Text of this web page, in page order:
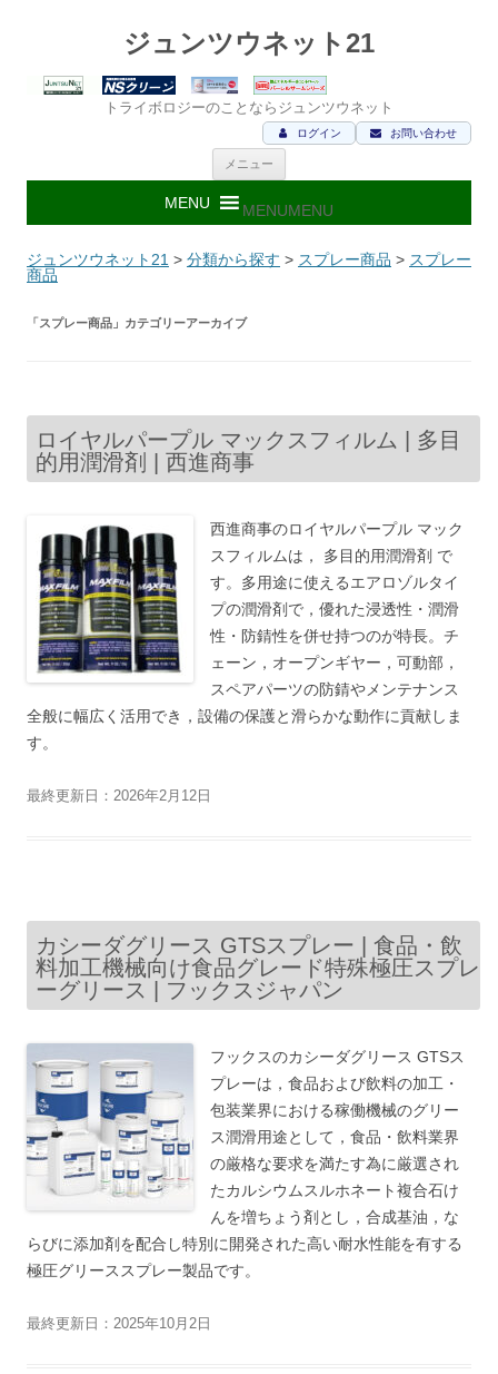
ジュンツウネット21
トライボロジーのことならジュンツウネット
お問い合わせ
ログイン
メニュー
ン
ツ
キ
MENUMENU
ジュンツウネット21 > 分類から探す > スプレー商品 > スプレー
商品
「 スプレー商品 」カテゴリーアーカイブ
ロイヤルパープル マックスフィルム | 多目
的用潤滑剤 | 西進商事
西進商事のロイヤルパープル マック
スフィルムは， 多目的用潤滑剤 で
す。多用途に使えるエアロゾルタイ
プの潤滑剤で，優れた浸透性・潤滑
性・防錆性を併せ持つのが特長。チ
ェーン，オープンギヤー，可動部，
スペアパーツの防錆やメンテナンス
全般に幅広く活用でき，設備の保護と滑らかな動作に貢献しま
す。
最終更新日：2026年2月12日
カシーダグリース GTSスプレー | 食品・飲
料加工機械向け食品グレード特殊極圧スプレ
ーグリース | フックスジャパン
フックスのカシーダグリース GTSス
プレーは，食品および飲料の加工・
包装業界における稼働機械のグリー
ス潤滑用途として，食品・飲料業界
の厳格な要求を満たす為に厳選され
たカルシウムスルホネート複合石け
んを増ちょう剤とし，合成基油，な
らびに添加剤を配合し特別に開発された高い耐水性能を有する
極圧グリーススプレー製品です。
最終更新日：2025年10月2日